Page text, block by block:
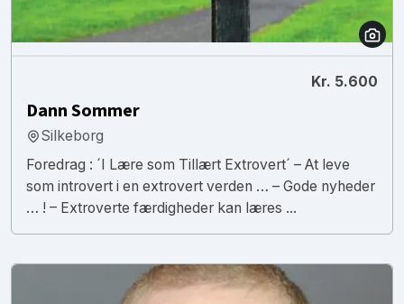
Kr. 5.600
Dann Sommer
Silkeborg
Foredrag : ´I Lære som Tillært Extrovert´ – At leve
som introvert i en extrovert verden … – Gode nyheder
… ! – Extroverte færdigheder kan læres ...